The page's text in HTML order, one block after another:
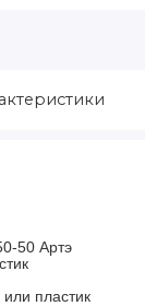
50 Артэ
или пластик